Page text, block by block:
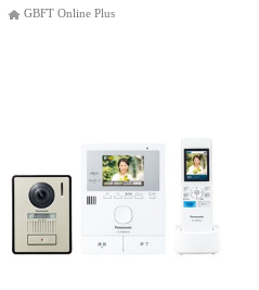
GBFT Online Plus